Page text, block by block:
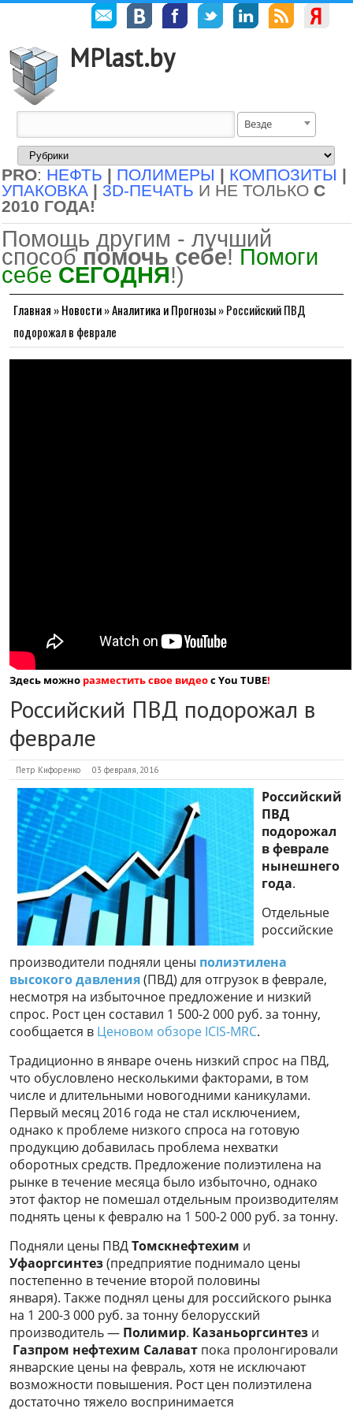
MPlast.by
Везде
PRO: НЕФТЬ | ПОЛИМЕРЫ | КОМПОЗИТЫ |
УПАКОВКА | 3D-ПЕЧАТЬ И НЕ ТОЛЬКО С
2010 ГОДА!
Помощь другим - лучший
способ помочь себе! Помоги
себе СЕГОДНЯ!)
Главная »Новости»Аналитика и Прогнозы»Российский ПВД
подорожал в феврале
Здесь можно разместить свое видеос You TUBE!
Российский ПВД подорожал в
феврале
Петр Кифоренко 03 февраля, 2016
Российский
ПВД
подорожал
в феврале
нынешнего
года.
Отдельные
российские
производители подняли цены полиэтилена
высокого давления(ПВД) для отгрузок в феврале,
несмотря на избыточное предложение и низкий
спрос. Рост цен составил 1 500-2 000 руб. за тонну,
сообщается в Ценовом обзоре ICIS-MRC.
Традиционно в январе очень низкий спрос на ПВД,
что обусловлено несколькими факторами, в том
числе и длительными новогодними каникулами.
Первый месяц 2016 года не стал исключением,
однако к проблеме низкого спроса на готовую
продукцию добавилась проблема нехватки
оборотных средств. Предложение полиэтилена на
рынке в течение месяца было избыточно, однако
этот фактор не помешал отдельным производителям
поднять цены к февралю на 1 500-2 000 руб. за тонну.
Подняли цены ПВДТомскнефтехим и
Уфаоргсинтез(предприятие поднимало цены
постепенно в течение второй половины
января). Также поднял цены для российского рынка
на 1 200-3 000 руб. за тонну белорусский
производитель — Полимир. Казаньоргсинтез и
Газпром нефтехим Салават пока пролонгировали
январские цены на февраль, хотя не исключают
возможности повышения. Рост цен полиэтилена
достаточно тяжело воспринимается